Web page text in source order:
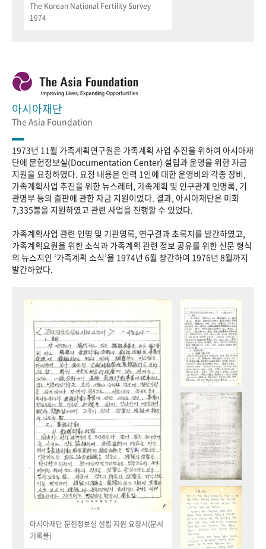
The Korean National Fertility Survey
1974
아시아재단
The Asia Foundation
1973년 11월 가족계획연구원은 가족계획 사업 추진을 위하여 아시아재
단에 문헌정보실(Documentation Center) 설립과 운영을 위한 자금
지원을 요청하였다. 요청 내용은 인력 1인에 대한 운영비와 각종 장비,
가족계획사업 추진을 위한 뉴스레터, 가족계획 및 인구관계 인명록, 기
관명부 등의 출판에 관한 자금 지원이었다. 결과, 아시아재단은 미화
7,335불을 지원하였고 관련 사업을 진행할 수 있었다.
가족계획사업 관련 인명 및 기관명록, 연구결과 초록지를 발간하였고,
가족계획요원을 위한 소식과 가족계획 관련 정보 공유를 위한 신문 형식
의 뉴스지인 ‘가족계획 소식’을 1974년 6월 창간하여 1976년 8월까지
발간하였다.
아시아재단 문헌정보실 설립 지원 요청서(문서
기록물)